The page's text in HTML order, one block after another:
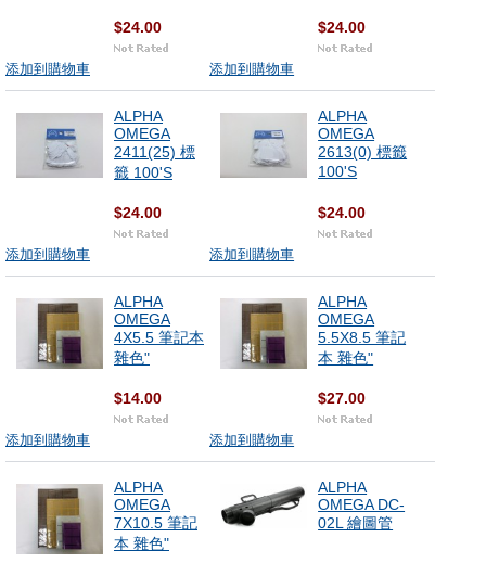
$24.00
添加到購物車
$24.00
添加到購物車
ALPHA
OMEGA
2411(25) 標
籤 100'S
$24.00
添加到購物車
ALPHA
OMEGA
2613(0) 標籤
100'S
$24.00
添加到購物車
ALPHA
OMEGA
4X5.5 筆記本
雜色"
$14.00
添加到購物車
ALPHA
OMEGA
5.5X8.5 筆記
本 雜色"
$27.00
添加到購物車
ALPHA
OMEGA
7X10.5 筆記
本 雜色"
ALPHA
OMEGA DC-
02L 繪圖管